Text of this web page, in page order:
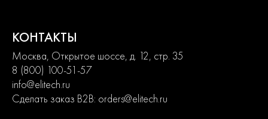
КОНТАКТЫ
Москва, Открытое шоссе, д. 12, стр. 35
8 (800) 100-51-57
info@elitech.ru
Сделать заказ B2B: orders@elitech.ru